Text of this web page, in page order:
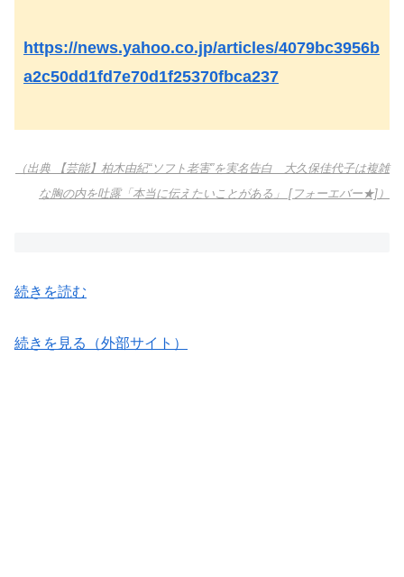
https://news.yahoo.co.jp/articles/4079bc3956b
a2c50dd1fd7e70d1f25370fbca237
（出典 【芸能】柏木由紀“ソフト老害”を実名告白 大久保佳代子は複雑
な胸の内を吐露「本当に伝えたいことがある」 [フォーエバー★]）
続きを読む
続きを見る（外部サイト）